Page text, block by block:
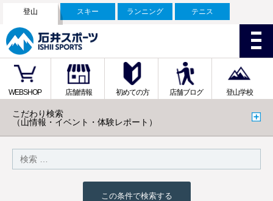
登山 スキー ランニング テニス
WEBSHOP 店舗情報 初めての方 店舗ブログ 登山学校
こだわり検索
（山情報・イベント・体験レポート）
この条件で検索する